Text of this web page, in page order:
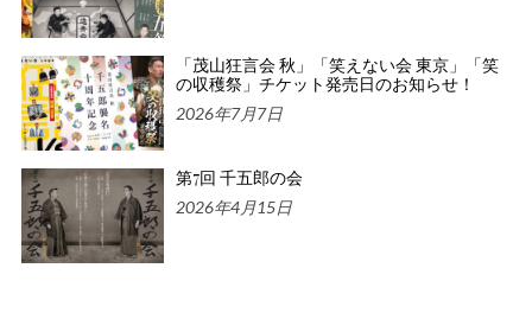
「茂山狂言会 秋」「笑えない会 東京」「笑
の収穫祭」チケット発売日のお知らせ！
2026年7月7日
第7回 千五郎の会
2026年4月15日